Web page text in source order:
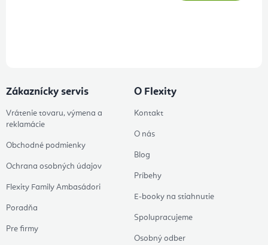
Zákaznícky servis
Vrátenie tovaru, výmena a
reklamácie
Obchodné podmienky
Ochrana osobných údajov
Flexity Family Ambasádori
Poradňa
Pre firmy
O Flexity
Kontakt
O nás
Blog
Príbehy
E-booky na stiahnutie
Spolupracujeme
Osobný odber